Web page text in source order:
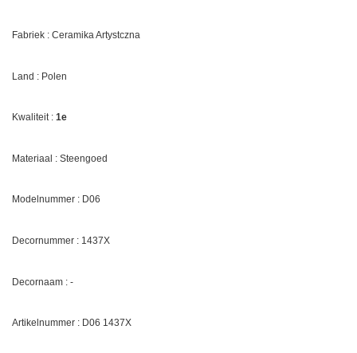
Fabriek : Ceramika Artystczna
Land : Polen
Kwaliteit : 1e
Materiaal : Steengoed
Modelnummer : D06
Decornummer : 1437X
Decornaam : -
Artikelnummer : D06 1437X